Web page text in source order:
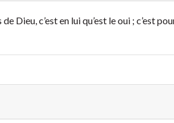
Dieu, c’est en lui qu’est le oui ; c’est